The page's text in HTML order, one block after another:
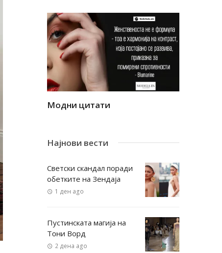
Модни цитати
Најнови вести
Светски скандал поради
обетките на Зендаја
1 ден ago
Пустинската магија на
Тони Ворд
2 дена ago